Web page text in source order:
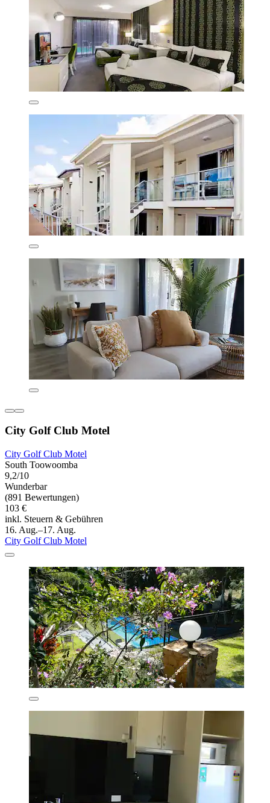
City Golf Club Motel
City Golf Club Motel
South Toowoomba
9,2/10
Wunderbar
(891 Bewertungen)
103 €
inkl. Steuern & Gebühren
16. Aug.–17. Aug.
City Golf Club Motel